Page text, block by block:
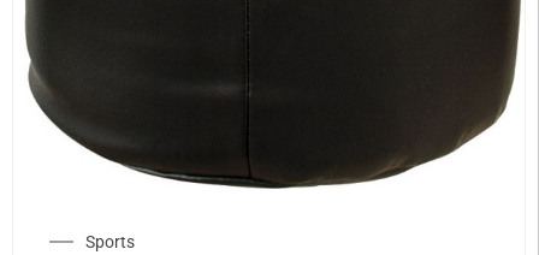
Sports